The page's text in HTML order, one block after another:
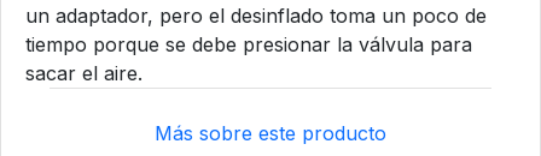
un adaptador, pero el desinflado toma un poco de
tiempo porque se debe presionar la válvula para
sacar el aire.
Más sobre este producto